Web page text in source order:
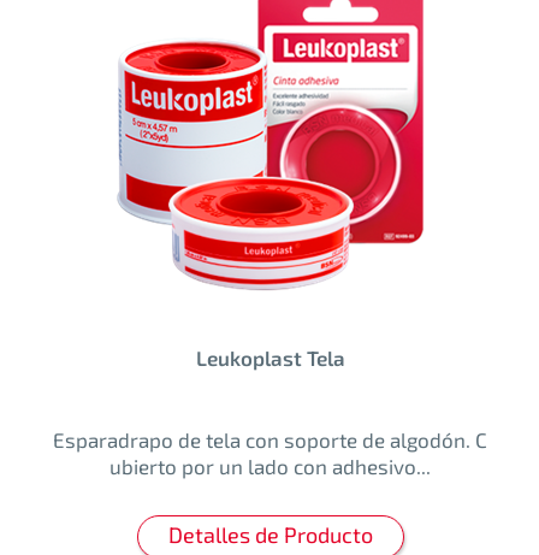
Leukoplast Tela
Esparadrapo de tela con soporte de algodón. C
ubierto por un lado con adhesivo...
Detalles de Producto